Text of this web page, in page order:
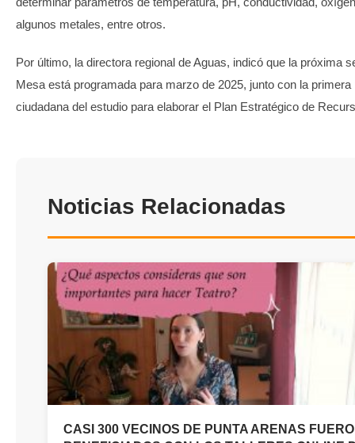
algunos metales, entre otros.
Por último, la directora regional de Aguas, indicó que la próxima
Mesa está programada para marzo de 2025, junto con la primera
ciudadana del estudio para elaborar el Plan Estratégico de
Noticias Relacionadas
CASI 300 VECINOS DE PUNTA ARENAS